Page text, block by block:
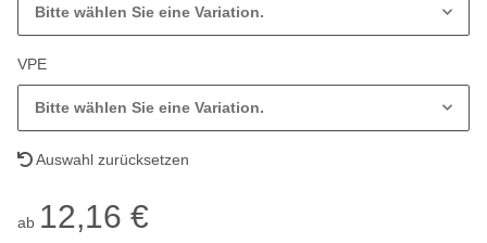
Bitte wählen Sie eine Variation.
VPE
Bitte wählen Sie eine Variation.
Auswahl zurücksetzen
ab 12,16 €